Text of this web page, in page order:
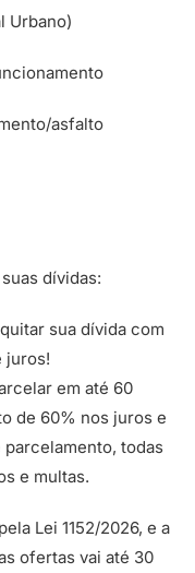
Urbano)
asfalto
dívidas:
sua dívida com
juros!
em até 60
de 60% nos juros e
parcelamento, todas
e multas.
Lei 1152/2026, e a
ofertas vai até 30